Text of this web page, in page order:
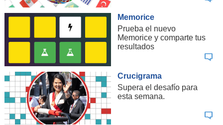
Memorice
Prueba el nuevo
Memorice y comparte tus
resultados
Crucigrama
Supera el desafío para
esta semana.